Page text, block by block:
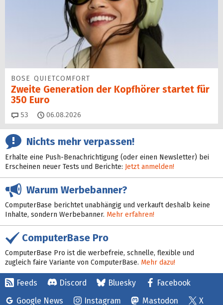
BOSE QUIETCOMFORT
Zweite Generation der Kopfhörer startet für
350 Euro
53 Kommentare
06.08.2026
Nichts mehr verpassen!
Erhalte eine Push-Benachrichtigung (oder einen Newsletter) bei
Erscheinen neuer Tests und Berichte: Jetzt anmelden!
Warum Werbebanner?
ComputerBase berichtet unabhängig und verkauft deshalb keine
Inhalte, sondern Werbebanner. Mehr erfahren!
ComputerBase Pro
ComputerBase Pro ist die werbefreie, schnelle, flexible und
zugleich faire Variante von ComputerBase. Mehr dazu!
Feeds Discord Bluesky
Facebook
Google News
Instagram Mastodon X